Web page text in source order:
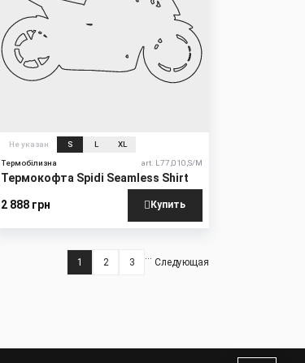
Не указан S L XL
Термобілизна art. L77,010,S/M
Термокофта Spidi Seamless Shirt
2 888 грн Купить
Текущая
1
Страница
2
Страница
3
…
Следующая
Следующая